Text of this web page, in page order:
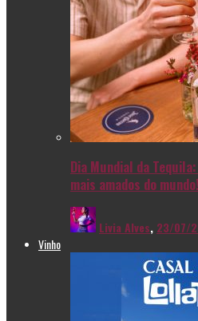
Dia Mundial da
mais amados do mundo!
Livia Alves, 23/07/
Vinho